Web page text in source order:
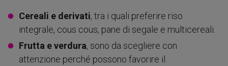
Cereali e derivati, tra i quali preferire riso
integrale, cous cous, pane di segale e multicereali.
Frutta e verdura, sono da scegliere con
attenzione perché possono favorire il